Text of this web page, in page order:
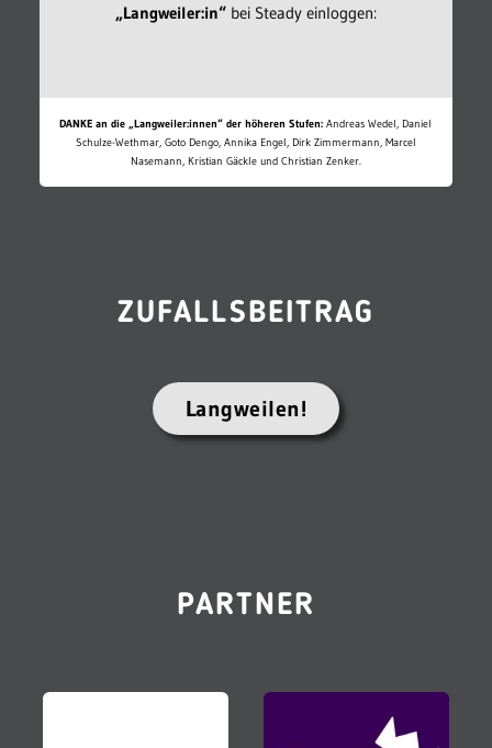
„Langweiler:in“bei Steady einloggen:
DANKE an die „Langweiler:innen“ der höheren Stufen: Andreas Wedel, Daniel
Schulze-Wethmar, Goto Dengo, Annika Engel, Dirk Zimmermann, Marcel
Nasemann, Kristian Gäckle und Christian Zenker.
ZUFALLSBEITRAG
Langweilen!
PARTNER